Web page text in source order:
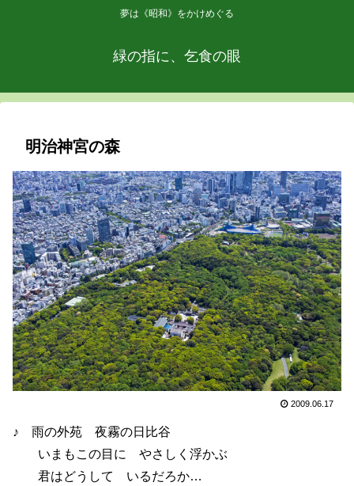
夢は《昭和》をかけめぐる
緑の指に、乞食の眼
明治神宮の森
2009.06.17
♪ 雨の外苑 夜霧の日比谷
いまもこの目に やさしく浮かぶ
君はどうして いるだろか…